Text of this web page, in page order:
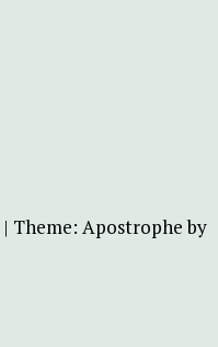
| Theme: Apostrophe by